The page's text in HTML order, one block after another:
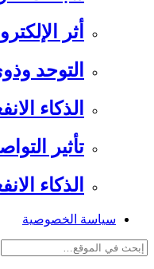
أثر
التوحد
الذكاء
تأثير
الذكاء
سياسة الخصوصية